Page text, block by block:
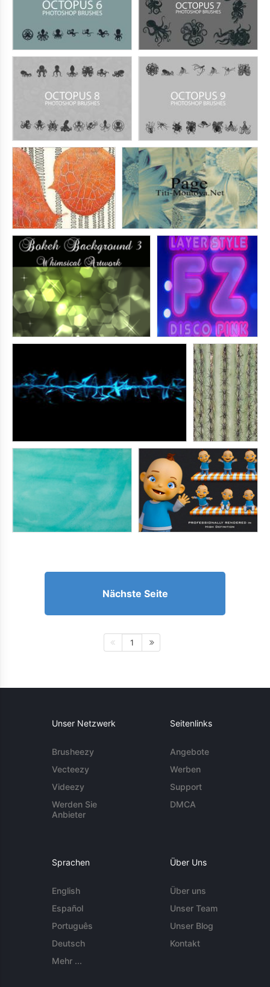
Nächste Seite
1
Unser Netzwerk
Brusheezy
Vecteezy
Videezy
Werden Sie
Anbieter
Seitenlinks
Angebote
Werben
Support
DMCA
Sprachen
English
Español
Português
Deutsch
Mehr ...
Über Uns
Über uns
Unser Team
Unser Blog
Kontakt